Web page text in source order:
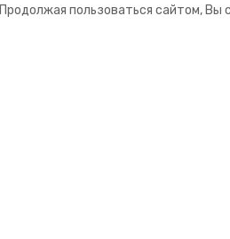
Продолжая пользоваться сайтом, Вы